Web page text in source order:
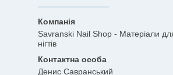
Savranski Nail Shop - Матеріали
нігтів
Денис Савранський